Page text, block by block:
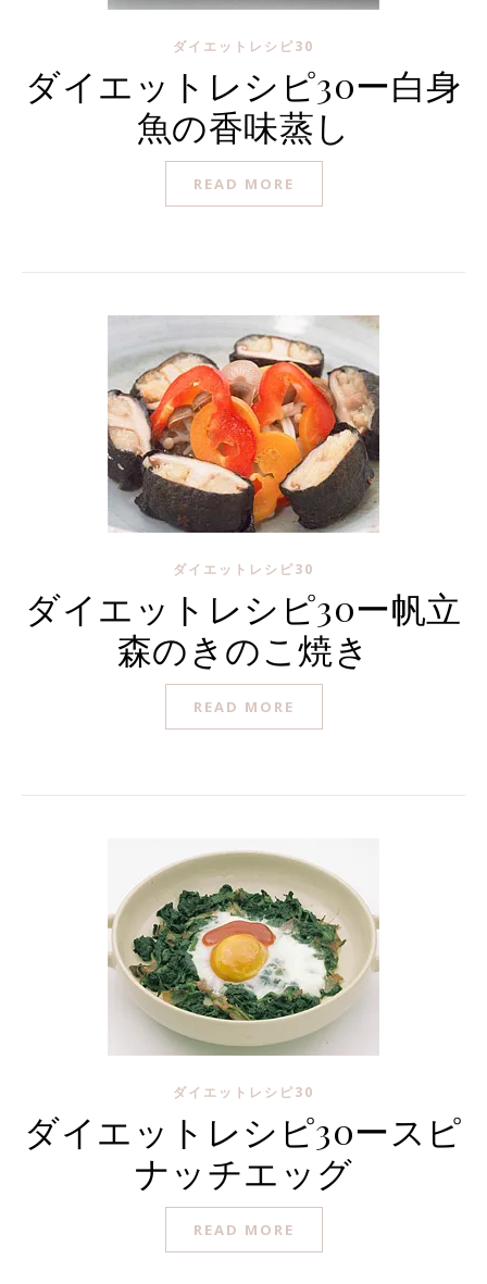
ダイエットレシピ30
ダイエットレシピ30ー白身
魚の香味蒸し
READ MORE
ダイエットレシピ30
ダイエットレシピ30ー帆立
森のきのこ焼き
READ MORE
ダイエットレシピ30
ダイエットレシピ30ースピ
ナッチエッグ
READ MORE